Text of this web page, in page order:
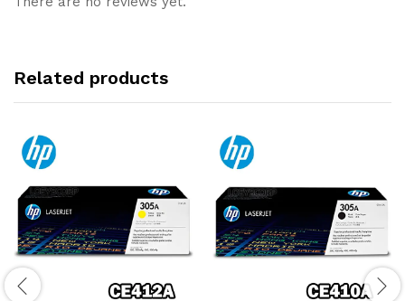
Related products